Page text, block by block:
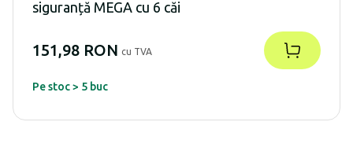
siguranță MEGA cu 6 căi
151,98 RON cu TVA
Pe stoc > 5 buc